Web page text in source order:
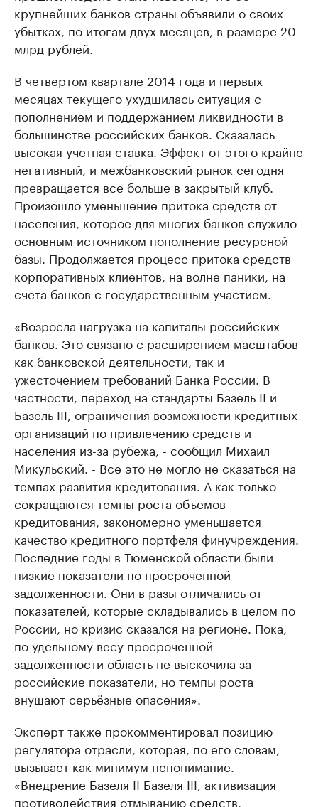
крупнейших банков страны объявили о своих
убытках, по итогам двух месяцев, в размере 20
млрд рублей.
В четвертом квартале 2014 года и первых
месяцах текущего ухудшилась ситуация с
пополнением и поддержанием ликвидности в
большинстве российских банков. Сказалась
высокая учетная ставка. Эффект от этого крайне
негативный, и межбанковский рынок сегодня
превращается все больше в закрытый клуб.
Произошло уменьшение притока средств от
населения, которое для многих банков служило
основным источником пополнение ресурсной
базы. Продолжается процесс притока средств
корпоративных клиентов, на волне паники, на
счета банков с государственным участием.
«Возросла нагрузка на капиталы российских
банков. Это связано с расширением масштабов
как банковской деятельности, так и
ужесточением требований Банка России. В
частности, переход на стандарты Базель II и
Базель III, ограничения возможности кредитных
организаций по привлечению средств и
населения из-за рубежа, - сообщил Михаил
Микульский. - Все это не могло не сказаться на
темпах развития кредитования. А как только
сокращаются темпы роста объемов
кредитования, закономерно уменьшается
качество кредитного портфеля финучреждения.
Последние годы в Тюменской области были
низкие показатели по просроченной
задолженности. Они в разы отличались от
показателей, которые складывались в целом по
России, но кризис сказался на регионе. Пока,
по удельному весу просроченной
задолженности область не выскочила за
российские показатели, но темпы роста
внушают серьёзные опасения».
Эксперт также прокомментировал позицию
регулятора отрасли, которая, по его словам,
вызывает как минимум непонимание.
«Внедрение Базеля II Базеля III, активизация
противодействия отмыванию средств,